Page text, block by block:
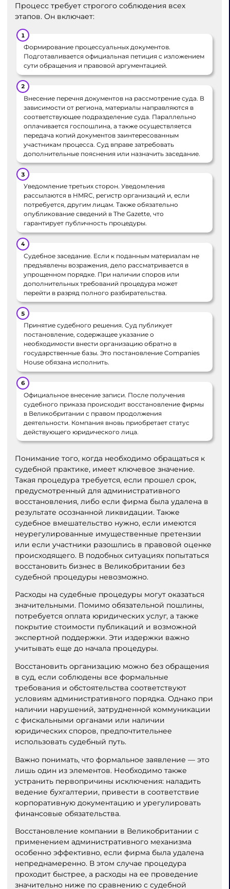
Процесс требует строгого соблюдения всех
этапов. Он включает:
Формирование процессуальных документов.
Подготавливается официальная петиция с изложением
сути обращения и правовой аргументацией.
Внесение перечня документов на рассмотрение суда. В
зависимости от региона, материалы направляются в
соответствующее подразделение суда. Параллельно
оплачивается госпошлина, а также осуществляется
передача копий документов заинтересованным
участникам процесса. Суд вправе затребовать
дополнительные пояснения или назначить заседание.
Уведомление третьих сторон. Уведомления
рассылаются в HMRC, регистр организаций и, если
потребуется, другим лицам. Также обязательно
опубликование сведений в The Gazette, что
гарантирует публичность процедуры.
Судебное заседание. Если к поданным материалам не
предъявлены возражения, дело рассматривается в
упрощенном порядке. При наличии споров или
дополнительных требований процедура может
перейти в разряд полного разбирательства.
Принятие судебного решения. Суд публикует
постановление, содержащее указание о
необходимости внести организацию обратно в
государственные базы. Это постановление Companies
House обязана исполнить.
Официальное внесение записи. После получения
судебного приказа происходит восстановление фирмы
в Великобритании с правом продолжения
деятельности. Компания вновь приобретает статус
действующего юридического лица.
Понимание того, когда необходимо обращаться к
судебной практике, имеет ключевое значение.
Такая процедура требуется, если прошел срок,
предусмотренный для административного
восстановления, либо если фирма была удалена в
результате осознанной ликвидации. Также
судебное вмешательство нужно, если имеются
неурегулированные имущественные претензии
или если участники разошлись в правовой оценке
происходящего. В подобных ситуациях попытаться
восстановить бизнес в Великобритании без
судебной процедуры невозможно.
Расходы на судебные процедуры могут оказаться
значительными. Помимо обязательной пошлины,
потребуется оплата юридических услуг, а также
покрытие стоимости публикаций и возможной
экспертной поддержки. Эти издержки важно
учитывать еще до начала процедуры.
Восстановить организацию можно без обращения
в суд, если соблюдены все формальные
требования и обстоятельства соответствуют
условиям административного порядка. Однако при
наличии нарушений, затрудненной коммуникации
с фискальными органами или наличии
юридических споров, предпочтительнее
использовать судебный путь.
Важно понимать, что формальное заявление — это
лишь один из элементов. Необходимо также
устранить первопричины исключения: наладить
ведение бухгалтерии, привести в соответствие
корпоративную документацию и урегулировать
финансовые обязательства.
Восстановление компании в Великобритании с
применением административного механизма
особенно эффективно, если фирма была удалена
непреднамеренно. В этом случае процедура
проходит быстрее, а расходы на ее проведение
значительно ниже по сравнению с судебной